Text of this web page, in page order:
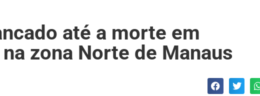
até a morte em
zona Norte de Manaus